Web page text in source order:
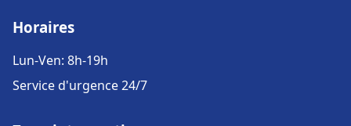
Horaires
Lun-Ven: 8h-19h
Service d'urgence 24/7